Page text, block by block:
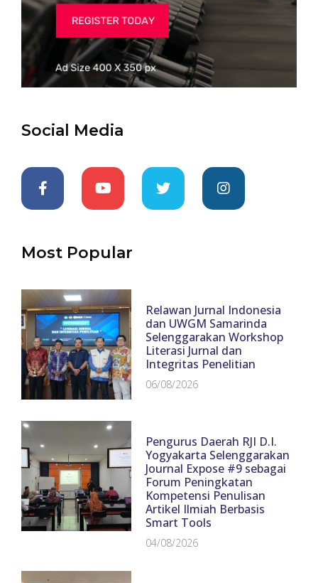
Social Media
Most Popular
Relawan Jurnal Indonesia
dan UWGM Samarinda
Selenggarakan Workshop
Literasi Jurnal dan
Integritas Penelitian
06/08/2026
Pengurus Daerah RJI D.I.
Yogyakarta Selenggarakan
Journal Expose #9 sebagai
Forum Peningkatan
Kompetensi Penulisan
Artikel Ilmiah Berbasis
Smart Tools
04/08/2026